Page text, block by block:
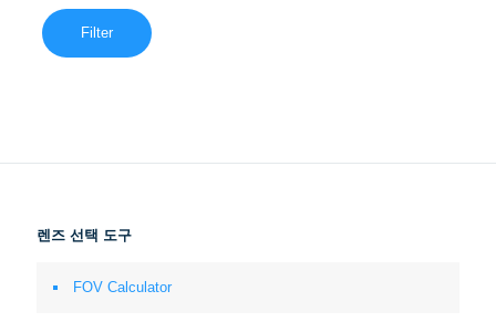
Filter
렌즈 선택 도구
FOV Calculator